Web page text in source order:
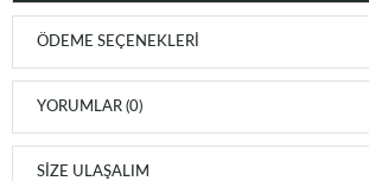
ÖDEME SEÇENEKLERI
YORUMLAR (0)
SIZE ULAŞALIM